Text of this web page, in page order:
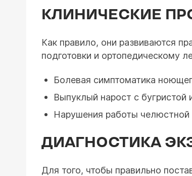
КЛИНИЧЕСКИЕ
Как правило, они развиваются
подготовки и ортопедическому
Болевая симптоматика
Выпуклый нарост с бугристой
Нарушения работы челюстной
ДИАГНОСТИКА
Для того, чтобы правильно